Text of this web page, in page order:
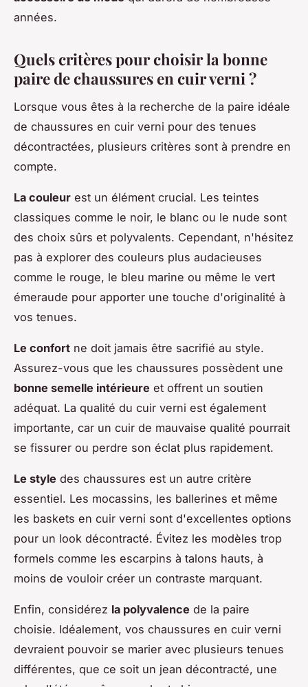
années.
Quels critères pour choisir la bonne
paire de chaussures en cuir verni ?
Lorsque vous êtes à la recherche de la paire idéale
de chaussures en cuir verni pour des tenues
décontractées, plusieurs critères sont à prendre en
compte.
La couleur est un élément crucial. Les teintes
classiques comme le noir, le blanc ou le nude sont
des choix sûrs et polyvalents. Cependant, n'hésitez
pas à explorer des couleurs plus audacieuses
comme le rouge, le bleu marine ou même le vert
émeraude pour apporter une touche d'originalité à
vos tenues.
Le confort ne doit jamais être sacrifié au style.
Assurez-vous que les chaussures possèdent une
bonne semelle intérieure et offrent un soutien
adéquat. La qualité du cuir verni est également
importante, car un cuir de mauvaise qualité pourrait
se fissurer ou perdre son éclat plus rapidement.
Le style des chaussures est un autre critère
essentiel. Les mocassins, les ballerines et même
les baskets en cuir verni sont d'excellentes options
pour un look décontracté. Évitez les modèles trop
formels comme les escarpins à talons hauts, à
moins de vouloir créer un contraste marquant.
Enfin, considérez la polyvalence de la paire
choisie. Idéalement, vos chaussures en cuir verni
devraient pouvoir se marier avec plusieurs tenues
différentes, que ce soit un jean décontracté, une